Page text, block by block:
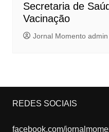
Secretaria de
Vacinação
Jornal Momento admin
REDES SOCIAIS
facebook.com/